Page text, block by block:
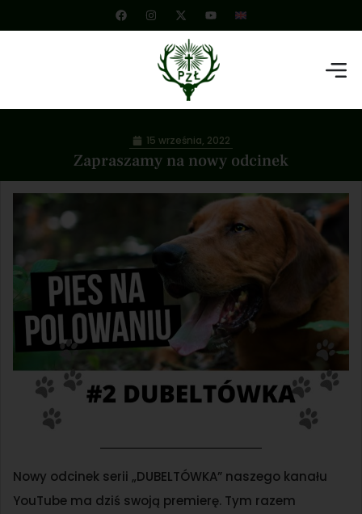
Zapraszamy na nowy odcinek
15 września, 2022
Nowy odcinek serii „DUBELTÓWKA” naszego kanału
YouTube ma dziś swoją premierę. Tym razem